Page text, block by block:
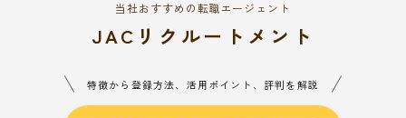
当社おすすめの転職エージェント
JACリクルートメント
特徴から登録方法、活用ポイント、評判を解説